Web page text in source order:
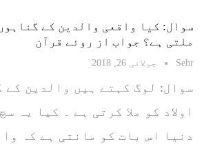
سوال: کیا واقعی والدین کے
ملتی ہے؟ جواب از روئے قرآن
Sehr جولائی 26, 2018
سوال: لوگ کہتے ہیں والدین کے
اولاد کو ملا کرتی ہے ۔ کیا یہ
دنیا اس بات کو مانتی ہے کہ